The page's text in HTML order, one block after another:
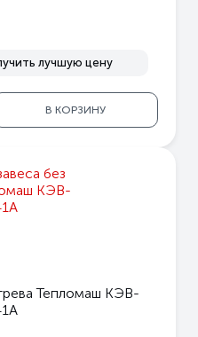
лучшую цену
В КОРЗИНУ
Тепломаш КЭВ-